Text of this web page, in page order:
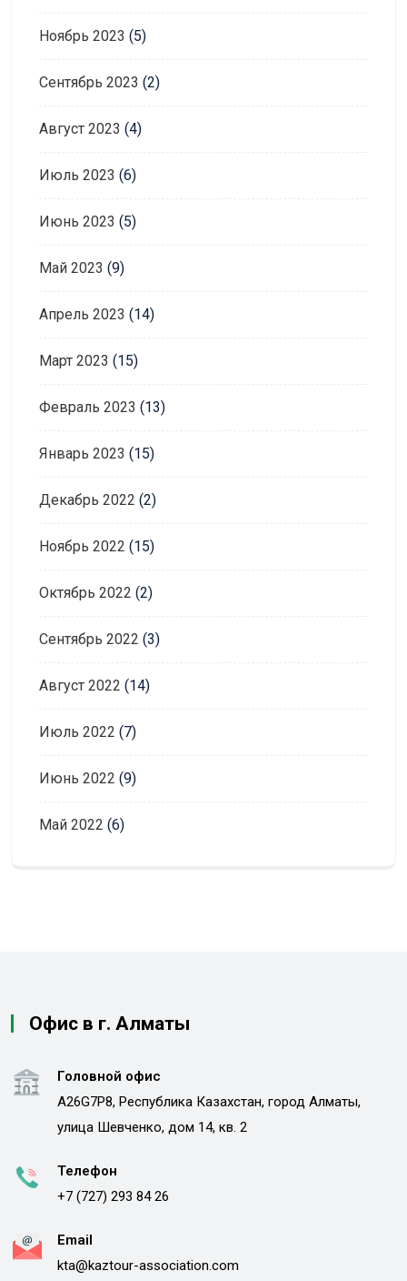
Ноябрь 2023 (5)
Сентябрь 2023 (2)
Август 2023 (4)
Июль 2023 (6)
Июнь 2023 (5)
Май 2023 (9)
Апрель 2023 (14)
Март 2023 (15)
Февраль 2023 (13)
Январь 2023 (15)
Декабрь 2022 (2)
Ноябрь 2022 (15)
Октябрь 2022 (2)
Сентябрь 2022 (3)
Август 2022 (14)
Июль 2022 (7)
Июнь 2022 (9)
Май 2022 (6)
Офис в г. Алматы
Головной офис
A26G7P8, Республика Казахстан, город Алматы,
улица Шевченко, дом 14, кв. 2
Телефон
+7 (727) 293 84 26
Email
kta@kaztour-association.com